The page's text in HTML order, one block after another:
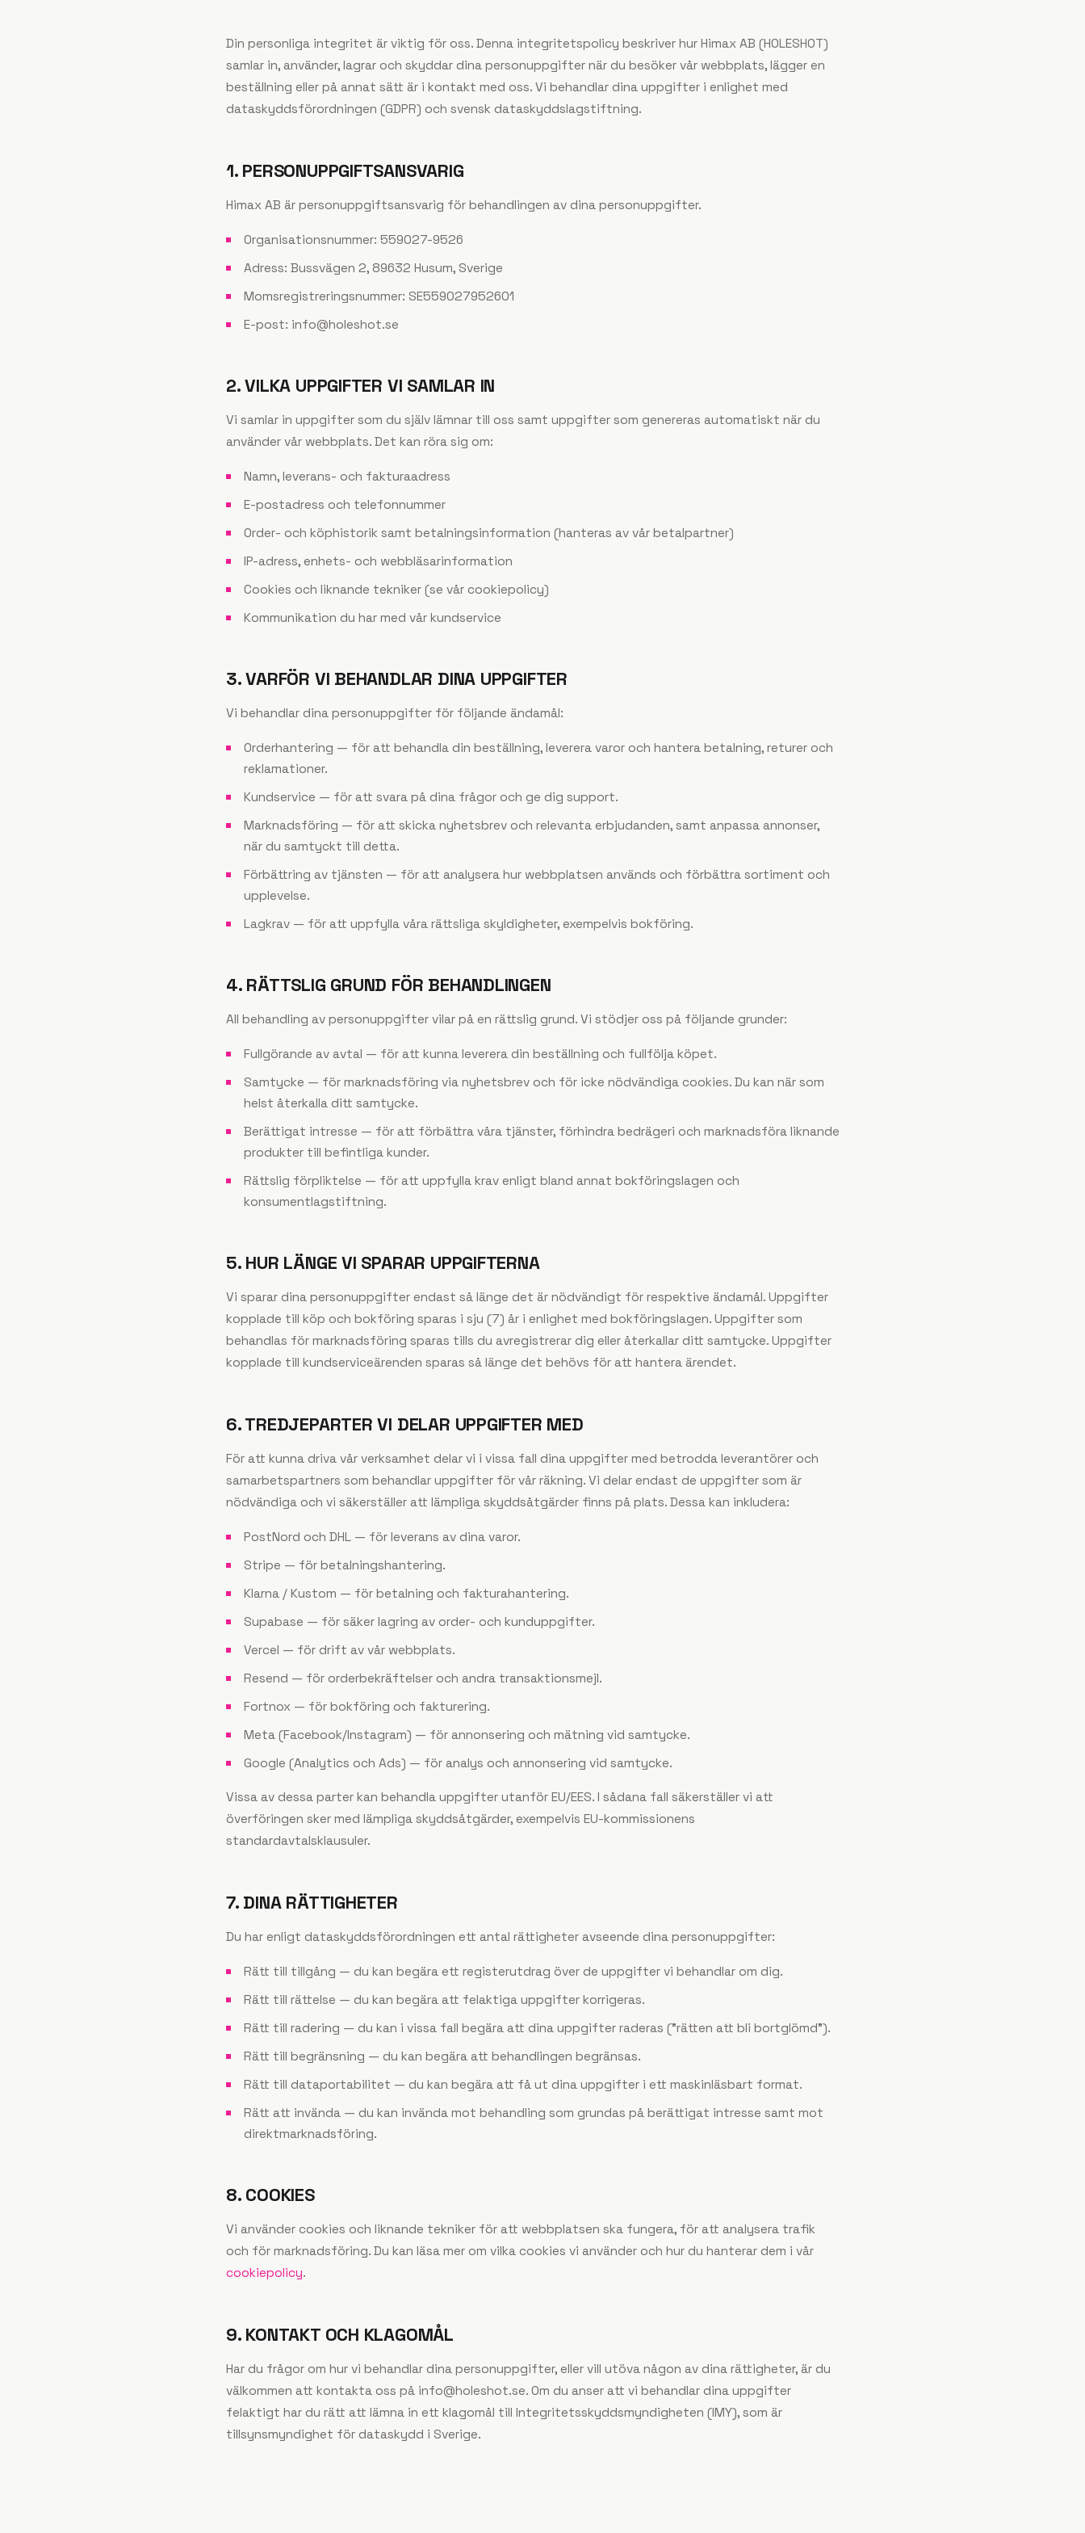
Din personliga integritet är viktig för oss. Denna integritetspolicy beskriver hur Himax AB (HOLESHOT)
samlar in, använder, lagrar och skyddar dina personuppgifter när du besöker vår webbplats, lägger en
beställning eller på annat sätt är i kontakt med oss. Vi behandlar dina uppgifter i enlighet med
dataskyddsförordningen (GDPR) och svensk dataskyddslagstiftning.
1. PERSONUPPGIFTSANSVARIG
Himax AB är personuppgiftsansvarig för behandlingen av dina personuppgifter.
Organisationsnummer: 559027-9526
Adress: Bussvägen 2, 89632 Husum, Sverige
Momsregistreringsnummer: SE559027952601
E-post: info@holeshot.se
2. VILKA UPPGIFTER VI SAMLAR IN
Vi samlar in uppgifter som du själv lämnar till oss samt uppgifter som genereras automatiskt när du
använder vår webbplats. Det kan röra sig om:
Namn, leverans- och fakturaadress
E-postadress och telefonnummer
Order- och köphistorik samt betalningsinformation (hanteras av vår betalpartner)
IP-adress, enhets- och webbläsarinformation
Cookies och liknande tekniker (se vår cookiepolicy)
Kommunikation du har med vår kundservice
3. VARFÖR VI BEHANDLAR DINA UPPGIFTER
Vi behandlar dina personuppgifter för följande ändamål:
Orderhantering — för att behandla din beställning, leverera varor och hantera betalning, returer och
reklamationer.
Kundservice — för att svara på dina frågor och ge dig support.
Marknadsföring — för att skicka nyhetsbrev och relevanta erbjudanden, samt anpassa annonser,
när du samtyckt till detta.
Förbättring av tjänsten — för att analysera hur webbplatsen används och förbättra sortiment och
upplevelse.
Lagkrav — för att uppfylla våra rättsliga skyldigheter, exempelvis bokföring.
4. RÄTTSLIG GRUND FÖR BEHANDLINGEN
All behandling av personuppgifter vilar på en rättslig grund. Vi stödjer oss på följande grunder:
Fullgörande av avtal — för att kunna leverera din beställning och fullfölja köpet.
Samtycke — för marknadsföring via nyhetsbrev och för icke nödvändiga cookies. Du kan när som
helst återkalla ditt samtycke.
Berättigat intresse — för att förbättra våra tjänster, förhindra bedrägeri och marknadsföra liknande
produkter till befintliga kunder.
Rättslig förpliktelse — för att uppfylla krav enligt bland annat bokföringslagen och
konsumentlagstiftning.
5. HUR LÄNGE VI SPARAR UPPGIFTERNA
Vi sparar dina personuppgifter endast så länge det är nödvändigt för respektive ändamål. Uppgifter
kopplade till köp och bokföring sparas i sju (7) år i enlighet med bokföringslagen. Uppgifter som
behandlas för marknadsföring sparas tills du avregistrerar dig eller återkallar ditt samtycke. Uppgifter
kopplade till kundserviceärenden sparas så länge det behövs för att hantera ärendet.
6. TREDJEPARTER VI DELAR UPPGIFTER MED
För att kunna driva vår verksamhet delar vi i vissa fall dina uppgifter med betrodda leverantörer och
samarbetspartners som behandlar uppgifter för vår räkning. Vi delar endast de uppgifter som är
nödvändiga och vi säkerställer att lämpliga skyddsåtgärder finns på plats. Dessa kan inkludera:
PostNord och DHL — för leverans av dina varor.
Stripe — för betalningshantering.
Klarna / Kustom — för betalning och fakturahantering.
Supabase — för säker lagring av order- och kunduppgifter.
Vercel — för drift av vår webbplats.
Resend — för orderbekräftelser och andra transaktionsmejl.
Fortnox — för bokföring och fakturering.
Meta (Facebook/Instagram) — för annonsering och mätning vid samtycke.
Google (Analytics och Ads) — för analys och annonsering vid samtycke.
Vissa av dessa parter kan behandla uppgifter utanför EU/EES. I sådana fall säkerställer vi att
överföringen sker med lämpliga skyddsåtgärder, exempelvis EU-kommissionens
standardavtalsklausuler.
7. DINA RÄTTIGHETER
Du har enligt dataskyddsförordningen ett antal rättigheter avseende dina personuppgifter:
Rätt till tillgång — du kan begära ett registerutdrag över de uppgifter vi behandlar om dig.
Rätt till rättelse — du kan begära att felaktiga uppgifter korrigeras.
Rätt till radering — du kan i vissa fall begära att dina uppgifter raderas (”rätten att bli bortglömd”).
Rätt till begränsning — du kan begära att behandlingen begränsas.
Rätt till dataportabilitet — du kan begära att få ut dina uppgifter i ett maskinläsbart format.
Rätt att invända — du kan invända mot behandling som grundas på berättigat intresse samt mot
direktmarknadsföring.
8. COOKIES
Vi använder cookies och liknande tekniker för att webbplatsen ska fungera, för att analysera trafik
och för marknadsföring. Du kan läsa mer om vilka cookies vi använder och hur du hanterar dem i vår
cookiepolicy.
9. KONTAKT OCH KLAGOMÅL
Har du frågor om hur vi behandlar dina personuppgifter, eller vill utöva någon av dina rättigheter, är du
välkommen att kontakta oss på info@holeshot.se. Om du anser att vi behandlar dina uppgifter
felaktigt har du rätt att lämna in ett klagomål till Integritetsskyddsmyndigheten (IMY), som är
tillsynsmyndighet för dataskydd i Sverige.